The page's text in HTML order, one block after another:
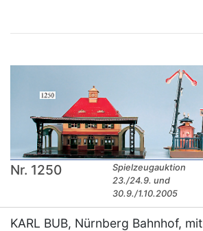
Nr. 1250
Spielzeugauktion
23./24.9. und
30.9./1.10.2005
KARL BUB, Nürnberg Bahnhof, mit